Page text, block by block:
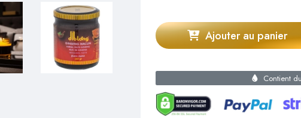
Ajouter au panier
Contient